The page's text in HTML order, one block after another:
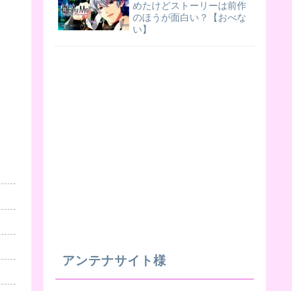
めたけどストーリーは前作
のほうが面白い？【おべな
い】
アンテナサイト様